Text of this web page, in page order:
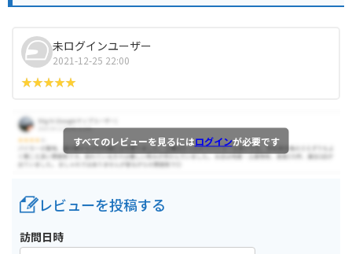
未ログインユーザー
2021-12-25 22:00
すべてのレビューを見るにはログインが必要です
レビューを投稿する
訪問日時